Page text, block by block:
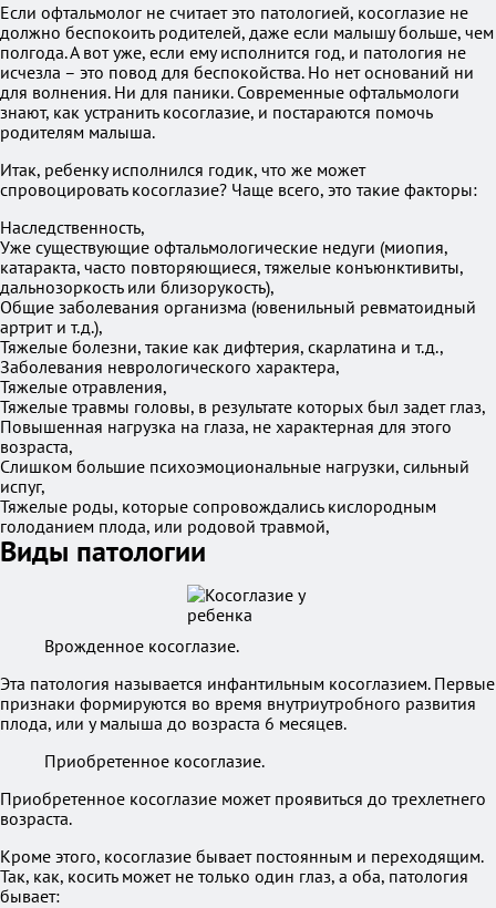
Если офтальмолог не считает это патологией, косоглазие не
должно беспокоить родителей, даже если малышу больше, чем
полгода. А вот уже, если ему исполнится год, и патология не
исчезла – это повод для беспокойства. Но нет оснований ни
для волнения. Ни для паники. Современные офтальмологи
знают, как устранить косоглазие, и постараются помочь
родителям малыша.
Итак, ребенку исполнился годик, что же может
спровоцировать косоглазие? Чаще всего, это такие факторы:
Наследственность,
Уже существующие офтальмологические недуги (миопия,
катаракта, часто повторяющиеся, тяжелые конъюнктивиты,
дальнозоркость или близорукость),
Общие заболевания организма (ювенильный ревматоидный
артрит и т.д.),
Тяжелые болезни, такие как дифтерия, скарлатина и т.д.,
Заболевания неврологического характера,
Тяжелые отравления,
Тяжелые травмы головы, в результате которых был задет глаз,
Повышенная нагрузка на глаза, не характерная для этого
возраста,
Слишком большие психоэмоциональные нагрузки, сильный
испуг,
Тяжелые роды, которые сопровождались кислородным
голоданием плода, или родовой травмой,
Виды патологии
Врожденное косоглазие.
Эта патология называется инфантильным косоглазием. Первые
признаки формируются во время внутриутробного развития
плода, или у малыша до возраста 6 месяцев.
Приобретенное косоглазие.
Приобретенное косоглазие может проявиться до трехлетнего
возраста.
Кроме этого, косоглазие бывает постоянным и переходящим.
Так, как, косить может не только один глаз, а оба, патология
бывает: